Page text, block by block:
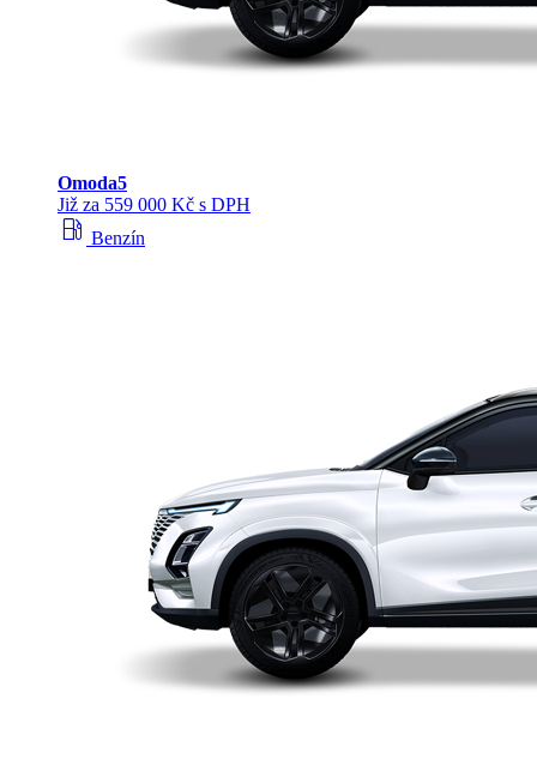
Omoda5
Již za 559 000 Kč s DPH
local_gas_station Benzín